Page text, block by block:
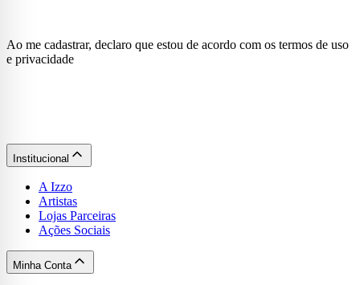
Ao me cadastrar, declaro que estou de acordo com os termos de uso
e privacidade
Institucional
A Izzo
Artistas
Lojas Parceiras
Ações Sociais
Minha Conta